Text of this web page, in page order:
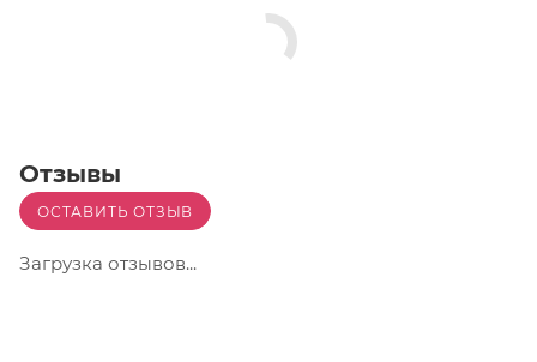
Отзывы
ОСТАВИТЬ ОТЗЫВ
Загрузка отзывов...